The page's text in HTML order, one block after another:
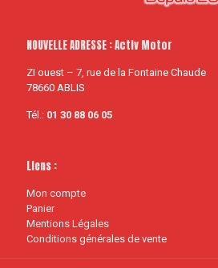
NOUVELLE ADRESSE : Activ Motor
ZI ouest – 7, rue de la Fontaine Chaude
78660 ABLIS
Tél.: 01 30 88 06 05
Liens :
Mon compte
Panier
Mentions Légales
Conditions générales de vente